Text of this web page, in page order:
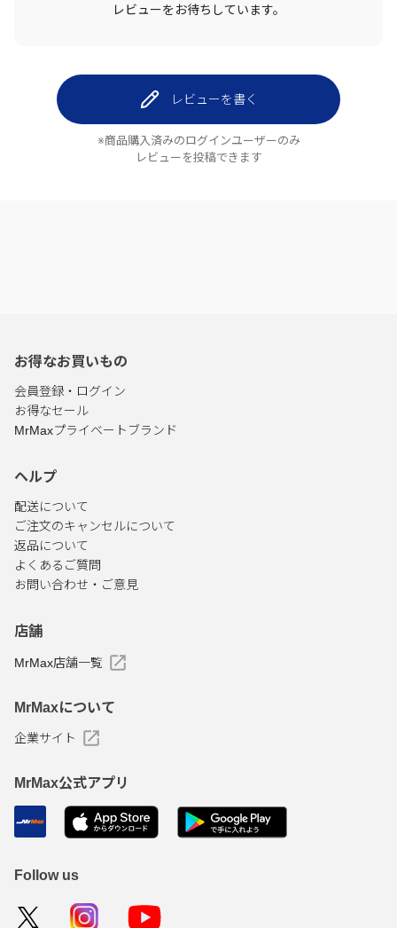
レビューをお待ちしています。
レビューを書く
※商品購入済みのログインユーザーのみ
レビューを投稿できます
お得なお買いもの
会員登録・ログイン
お得なセール
MrMaxプライベートブランド
ヘルプ
配送について
ご注文のキャンセルについて
返品について
よくあるご質問
お問い合わせ・ご意見
店舗
MrMax店舗一覧
MrMaxについて
企業サイト
MrMax公式アプリ
Follow us